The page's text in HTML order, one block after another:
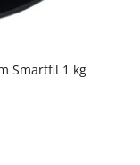
Smartfil 1 kg